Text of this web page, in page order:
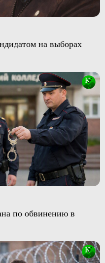
на выборах
по обвинению в